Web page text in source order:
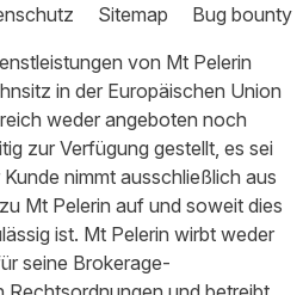
Sitemap
Bug bounty
von Mt Pelerin
in der Europäischen Union
weder angeboten noch
zur Verfügung gestellt, es sei
nimmt ausschließlich aus
Mt Pelerin auf und soweit dies
ist. Mt Pelerin wirbt weder
seine Brokerage-